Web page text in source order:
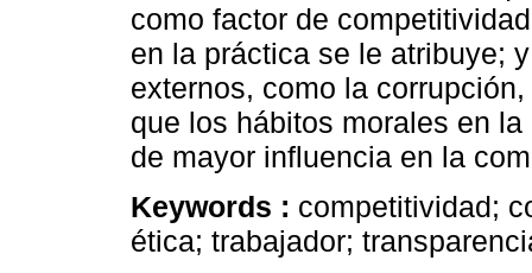
como factor de
en la práctica se le atribuye;
externos, como la
que los hábitos morales en
de mayor influencia en la
Keywords : competitividad;
ética; trabajador;